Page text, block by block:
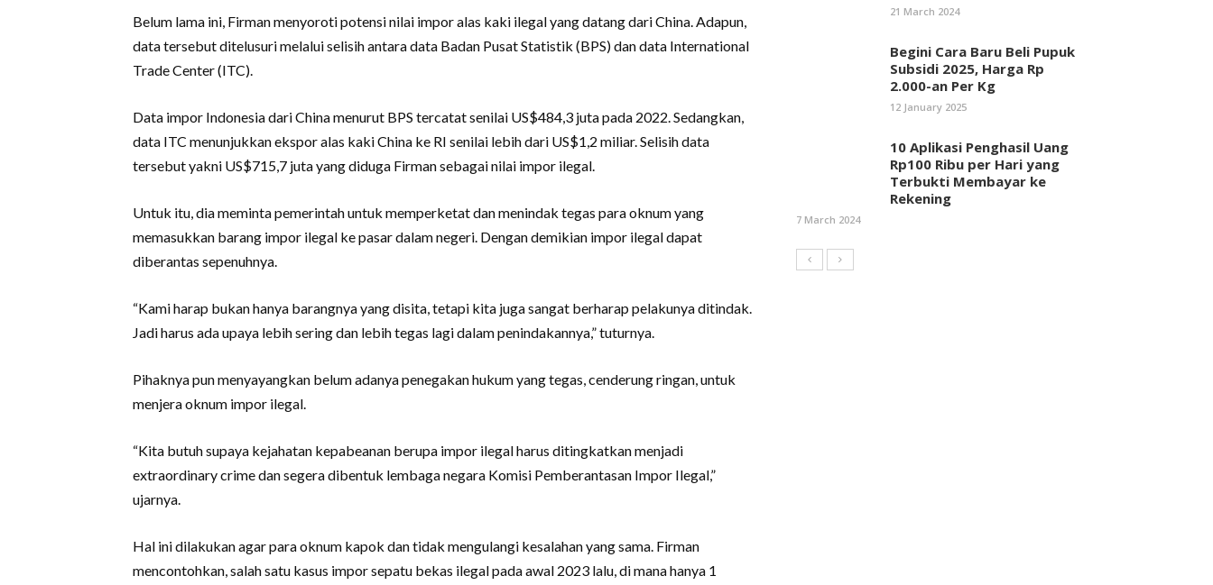
Belum lama ini, Firman menyoroti potensi nilai impor alas kaki ilegal yang datang dari China. Adapun,
data tersebut ditelusuri melalui selisih antara data Badan Pusat Statistik (BPS) dan data International
Trade Center (ITC).
Data impor Indonesia dari China menurut BPS tercatat senilai US$484,3 juta pada 2022. Sedangkan,
data ITC menunjukkan ekspor alas kaki China ke RI senilai lebih dari US$1,2 miliar. Selisih data
tersebut yakni US$715,7 juta yang diduga Firman sebagai nilai impor ilegal.
Untuk itu, dia meminta pemerintah untuk memperketat dan menindak tegas para oknum yang
memasukkan barang impor ilegal ke pasar dalam negeri. Dengan demikian impor ilegal dapat
diberantas sepenuhnya.
“Kami harap bukan hanya barangnya yang disita, tetapi kita juga sangat berharap pelakunya ditindak.
Jadi harus ada upaya lebih sering dan lebih tegas lagi dalam penindakannya,” tuturnya.
Pihaknya pun menyayangkan belum adanya penegakan hukum yang tegas, cenderung ringan, untuk
menjera oknum impor ilegal.
“Kita butuh supaya kejahatan kepabeanan berupa impor ilegal harus ditingkatkan menjadi
extraordinary crime dan segera dibentuk lembaga negara Komisi Pemberantasan Impor Ilegal,”
ujarnya.
Hal ini dilakukan agar para oknum kapok dan tidak mengulangi kesalahan yang sama. Firman
mencontohkan, salah satu kasus impor sepatu bekas ilegal pada awal 2023 lalu, di mana hanya 1
21 March 2024
Begini Cara Baru Beli Pupuk
Subsidi 2025, Harga Rp
2.000-an Per Kg
12 January 2025
10 Aplikasi Penghasil Uang
Rp100 Ribu per Hari yang
Terbukti Membayar ke
Rekening
7 March 2024